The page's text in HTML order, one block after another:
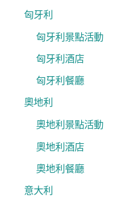
匈牙利
匈牙利景點活動
匈牙利酒店
匈牙利餐廳
奧地利
奧地利景點活動
奧地利酒店
奧地利餐廳
意大利